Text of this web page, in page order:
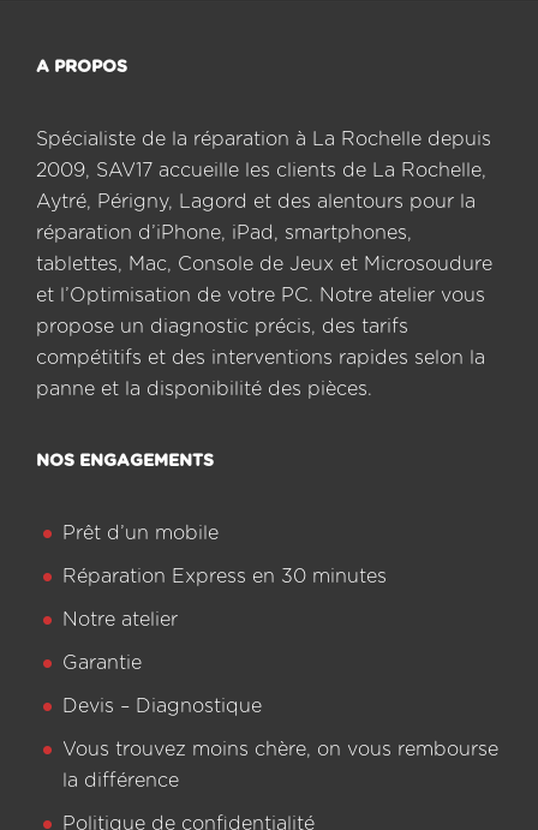
A PROPOS
Spécialiste de la réparation à La Rochelle depuis
2009, SAV17 accueille les clients de La Rochelle,
Aytré, Périgny, Lagord et des alentours pour la
réparation d’iPhone, iPad, smartphones,
tablettes, Mac, Console de Jeux et Microsoudure
et l’Optimisation de votre PC. Notre atelier vous
propose un diagnostic précis, des tarifs
compétitifs et des interventions rapides selon la
panne et la disponibilité des pièces.
NOS ENGAGEMENTS
Prêt d’un mobile
Réparation Express en 30 minutes
Notre atelier
Garantie
Devis – Diagnostique
Vous trouvez moins chère, on vous rembourse
la différence
Politique de confidentialité